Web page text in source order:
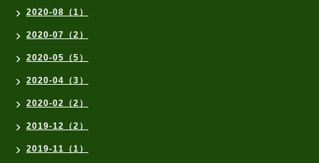
2020-08（1）
2020-07（2）
2020-05（5）
2020-04（3）
2020-02（2）
2019-12（2）
2019-11（1）